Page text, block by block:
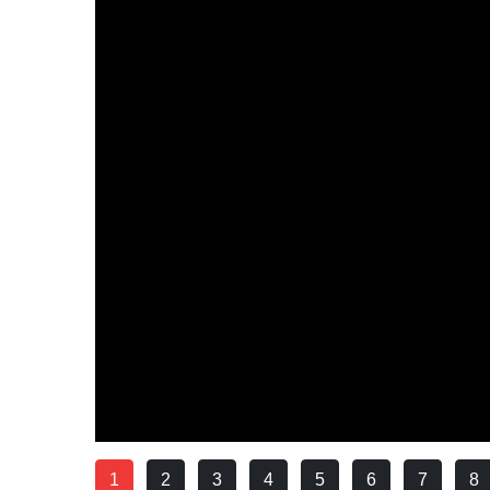
1 2 3 4 5 6 7 8